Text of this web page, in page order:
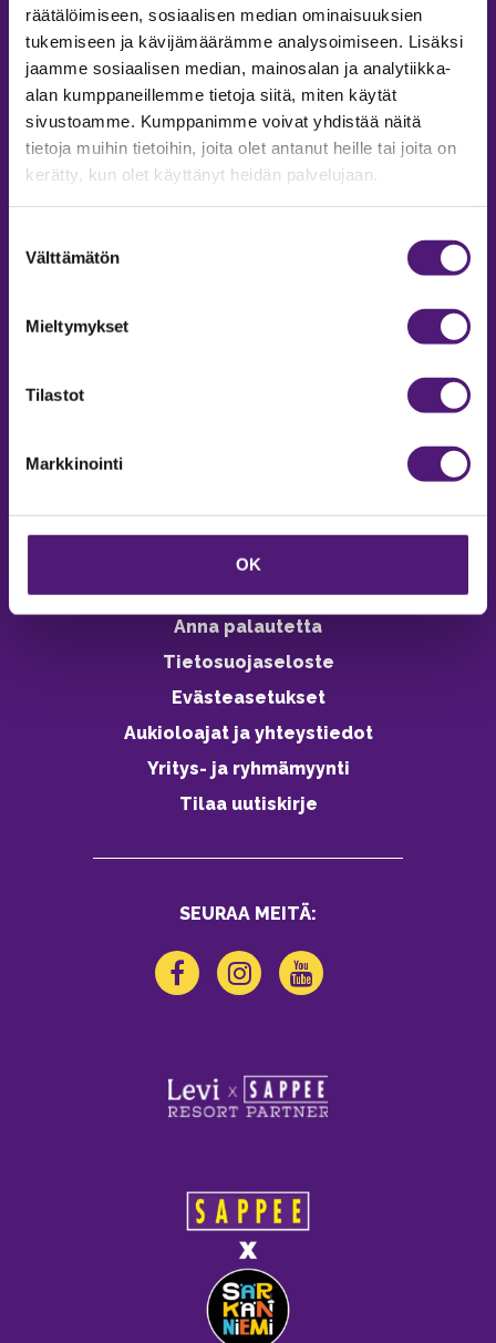
räätälöimiseen, sosiaalisen median ominaisuuksien
tukemiseen ja kävijämäärämme analysoimiseen. Lisäksi
jaamme sosiaalisen median, mainosalan ja analytiikka-
alan kumppaneillemme tietoja siitä, miten käytät
sivustoamme. Kumppanimme voivat yhdistää näitä
tietoja muihin tietoihin, joita olet antanut heille tai joita on
kerätty, kun olet käyttänyt heidän palvelujaan.
valinta
Välttämätön
Mieltymykset
Tilastot
Markkinointi
OK
MAJOITUS
Tiedustelut & Varaukset
Vastuullisuus
Ympäristöohjelma
Avoimet työpaikat
Anna palautetta
Tietosuojaseloste
Evästeasetukset
Aukioloajat ja yhteystiedot
Yritys- ja ryhmämyynti
Tilaa uutiskirje
SEURAA MEITÄ: